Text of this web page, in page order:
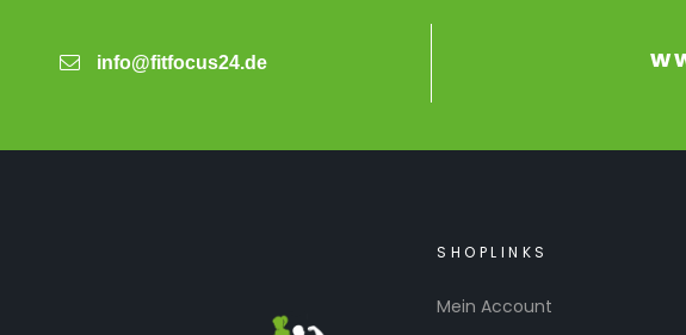
info@fitfocus24.de
SHOPLINKS
Mein Account